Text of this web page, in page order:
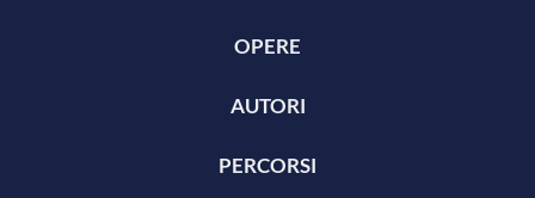
OPERE
AUTORI
PERCORSI